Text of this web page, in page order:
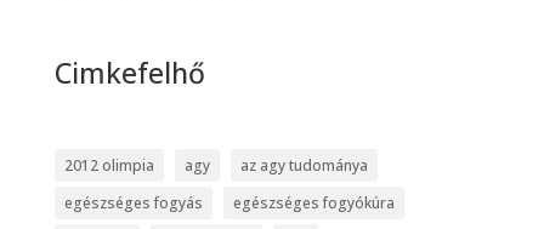
Cimkefelhő
2012 olimpia agy
az agy tudománya
egészséges fogyás
egészséges fogyókúra